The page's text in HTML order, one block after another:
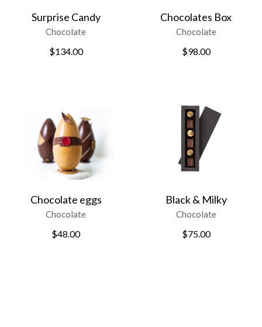
Surprise Candy
Chocolate
$134.00
Chocolates Box
Chocolate
$98.00
Chocolate eggs
Chocolate
$48.00
Black & Milky
Chocolate
$75.00